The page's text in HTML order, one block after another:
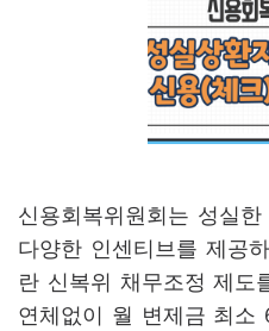
신용회복위원회는 성실
다양한 인센티브를 제공
란 신복위 채무조정 제도
연체없이 월 변제금 최소